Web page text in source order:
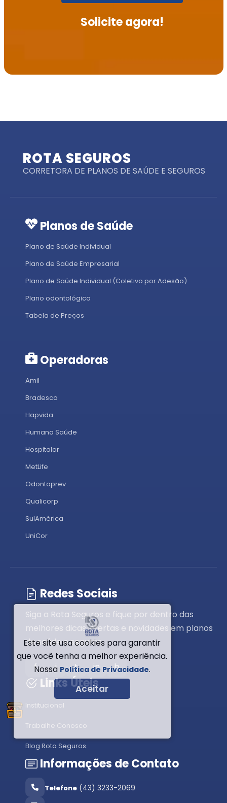
Solicite agora!
ROTA SEGUROS
CORRETORA DE PLANOS DE SAÚDE E SEGUROS
Planos de Saúde
Plano de Saúde Individual
Plano de Saúde Empresarial
Plano de Saúde Individual (Coletivo por Adesão)
Plano odontológico
Tabela de Preços
Operadoras
Amil
Bradesco
Hapvida
Humana Saúde
Hospitalar
MetLife
Odontoprev
Qualicorp
SulAmérica
UniCor
Redes Sociais
Siga a Rota Seguros e fique por dentro das
melhores dicas, ofertas e novidades em planos
de saúde e seguros.
f i t in b
Links Úteis
Institucional
Trabalhe Conosco
Blog Rota Seguros
Informações de Contato
Telefone (43) 3233-2069
Este site usa cookies para garantir
que você tenha a melhor experiência.
Nossa Política de Privacidade.
Aceitar